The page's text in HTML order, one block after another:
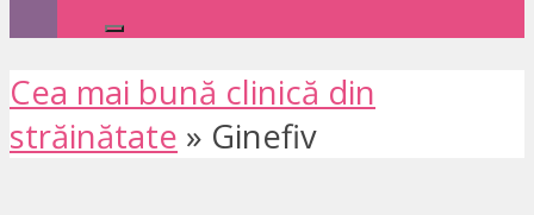
Cea mai bună clinică din
străinătate » Ginefiv